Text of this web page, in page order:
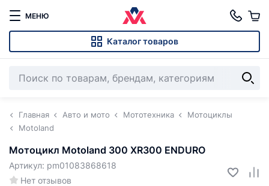
МЕНЮ
Каталог товаров
Главная Авто и мото Мототехника
Мотоциклы
Motoland
Мотоцикл Motoland 300 XR300 ENDURO
Нет отзывов
Артикул: pm01083868618